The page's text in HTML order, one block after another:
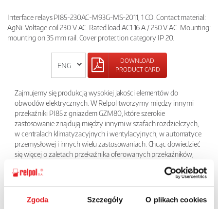
Zgoda Szczegóły O plikach cookies
Interface relays PI85-230AC-M93G-MS-2011, 1 CO. Contact material:
AgNi. Voltage coil 230 V AC. Rated load AC1 16 A / 250 V AC. Mounting:
mounting on 35 mm rail. Cover protection category IP 20.
DOWNLOAD
PRODUCT CARD
Zajmujemy się produkcją wysokiej jakości elementów do
obwodów elektrycznych. W Relpol tworzymy między innymi
przekaźniki PI85 z gniazdem GZM80, które szerokie
zastosowanie znajdują między innymi w szafach rozdzielczych,
w centralach klimatyzacyjnych i wentylacyjnych, w automatyce
przemysłowej i innych wielu zastosowaniach. Chcąc dowiedzieć
się więcej o zaletach przekaźnika oferowanych przekaźników,
dane techniczne tego urządzenia.
BACK